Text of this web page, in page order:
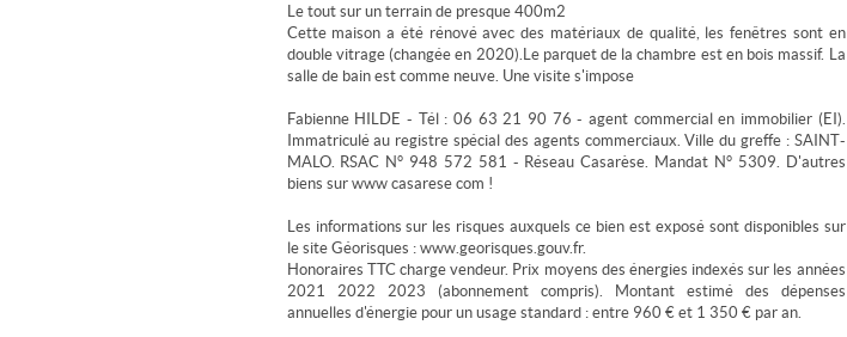
Le tout sur un terrain de presque 400m2
Cette maison a été rénové avec des matériaux de qualité, les fenêtres sont en
double vitrage (changée en 2020).Le parquet de la chambre est en bois massif. La
salle de bain est comme neuve. Une visite s'impose
Fabienne HILDE - Tél : 06 63 21 90 76 - agent commercial en immobilier (EI).
Immatriculé au registre spécial des agents commerciaux. Ville du greffe : SAINT-
MALO. RSAC N° 948 572 581 - Réseau Casarèse. Mandat N° 5309. D'autres
biens sur www casarese com !
Les informations sur les risques auxquels ce bien est exposé sont disponibles sur
le site Géorisques : www.georisques.gouv.fr.
Honoraires TTC charge vendeur. Prix moyens des énergies indexés sur les années
2021 2022 2023 (abonnement compris). Montant estimé des dépenses
annuelles d'énergie pour un usage standard : entre 960 € et 1 350 € par an.